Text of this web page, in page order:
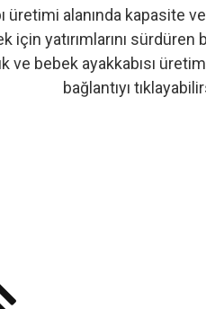
üretimi alanında kapasite
yatırımlarını sürdüren
bebek ayakkabısı
bağlantıyı